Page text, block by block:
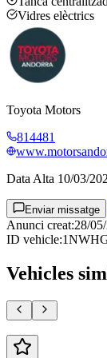
Vidres elèctrics
Toyota Motors
814481
Data Alta 10/03/
Enviar missatge
Anunci creat:28/
ID vehicle:
Vehicles